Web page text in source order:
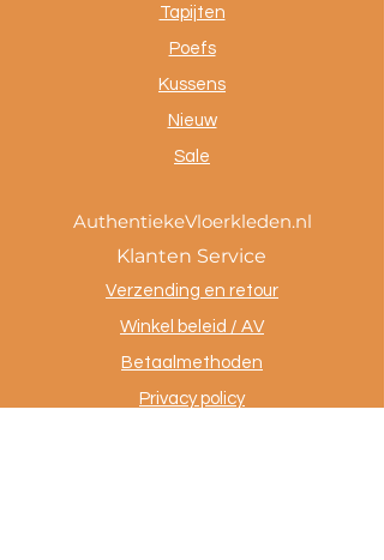
Tapijten
Poefs
Kussens
Nieuw
Sale
AuthentiekeVloerkleden.nl
Klanten Service
Verzending en retour
Winkel beleid / AV
Betaalmethoden
Privacy policy